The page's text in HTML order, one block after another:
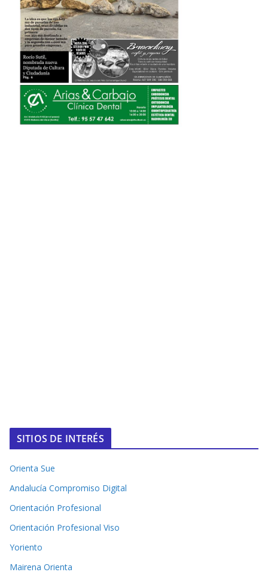
SITIOS DE INTERÉS
Orienta Sue
Andalucía Compromiso Digital
Orientación Profesional
Orientación Profesional Viso
Yoriento
Mairena Orienta